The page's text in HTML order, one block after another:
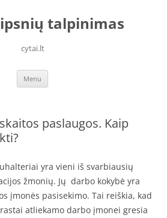
talpinimas
cytai.lt
Menu
paslaugos. Kaip
yra vieni iš svarbiausių
žmonių. Jų darbo kokybė yra
įmonės pasisekimo. Tai reiškia, kad
atliekamo darbo įmonei gresia